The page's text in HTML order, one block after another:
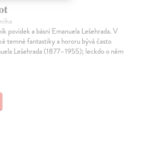
povídek a básní Emanuela Lešehrada. V
temné fantastiky a hororu bývá často
Lešehrada (1877–1955); leckdo o něm